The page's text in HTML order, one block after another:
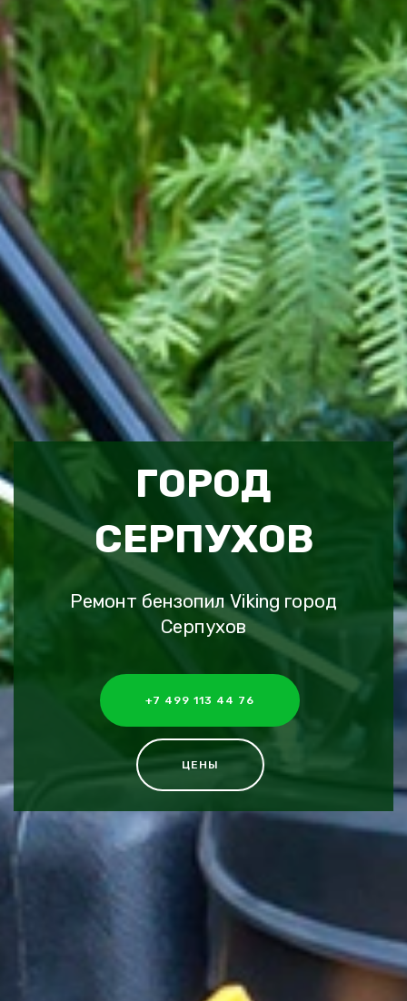
ГОРОД
СЕРПУХОВ
Ремонт бензопил Viking город
Серпухов
+7 499 113 44 76
ЦЕНЫ